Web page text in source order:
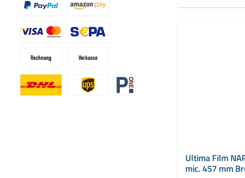
Ultima Film
mic. 457 mm